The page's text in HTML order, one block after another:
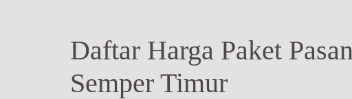
Daftar Harga Paket
Semper Timur